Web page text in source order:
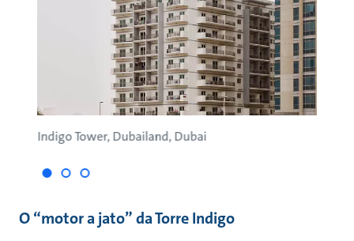
Indigo Tower, Dubailand, Dubai
O “motor a jato” da Torre Indigo